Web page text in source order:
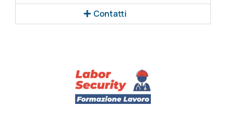
Contatti